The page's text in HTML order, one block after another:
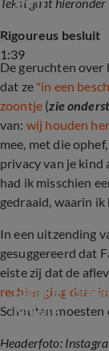
1:39
Rigoureus besluit
De geruchten over
dat ze "in een
zoontje (zie
van: wij houden
mee, met die
privacy van je kind
had ik misschien
gedraaid, waarin ik
In een uitzending
gesuggereerd dat
eiste zij dat de
rechter ging daar in
Schouten
Famke
Nówie
Headerfoto: